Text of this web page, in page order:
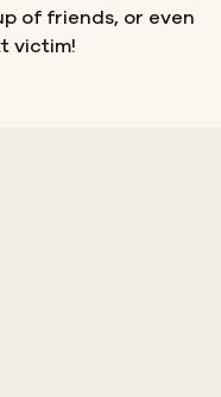
of friends, or even
victim!